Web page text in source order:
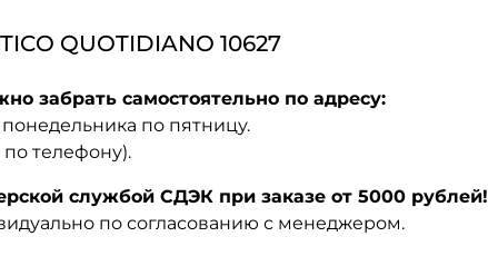
QUOTIDIANO 10627
забрать самостоятельно по адресу:
понедельника по пятницу.
по телефону).
службой СДЭК при заказе от 5000 рублей!
по согласованию с менеджером.